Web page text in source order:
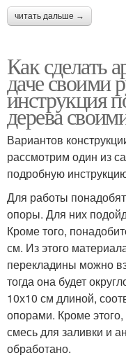
читать дальше →
Как сделать
даче своими
инструкция
дерева
Вариантов
рассмотрим один из
подробную
Для работы
опоры. Для них
Кроме того,
см. Из этого
перекладины можно
тогда она будет
10х10 см длиной,
опорами. Кроме
смесь для заливки и
обработано.